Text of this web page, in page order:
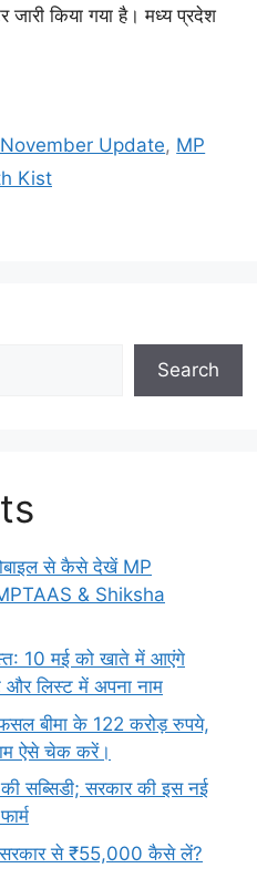
जारी किया गया है। मध्य प्रदेश
Update, MP
Kist
Search
से कैसे देखें MP
& Shiksha
10 मई को खाते में आएंगे
लिस्ट में अपना नाम
बीमा के 122 करोड़ रुपये,
ऐसे चेक करें।
सब्सिडी; सरकार की इस नई
सरकार से ₹55,000 कैसे लें?